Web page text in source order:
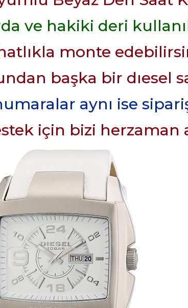
ve hakiki deri
monte
başka bir dıesel
aynı ise
için bizi herzaman